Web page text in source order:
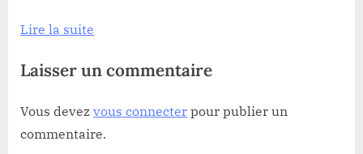
Lire la suite
Laisser un commentaire
Vous devez vous connecter pour publier un
commentaire.